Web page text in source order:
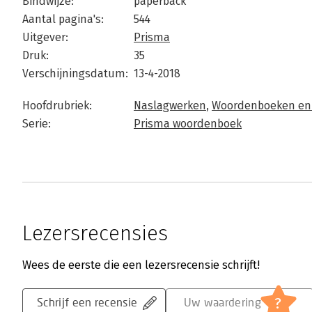
Aantal pagina's:
544
Uitgever:
Prisma
Druk:
35
Verschijningsdatum: 13-4-2018
Hoofdrubriek: Naslagwerken, Woordenboeken
Serie:
Prisma woordenboek
Lezersrecensies
Wees de eerste die een lezersrecensie schrijft!
Schrijf een recensie Uw waardering ?